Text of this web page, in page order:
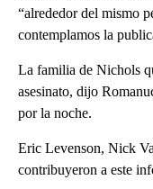
“alrededor del mismo
contemplamos la
La familia de Nichols
asesinato, dijo
por la noche.
Eric Levenson, Nick
contribuyeron a este